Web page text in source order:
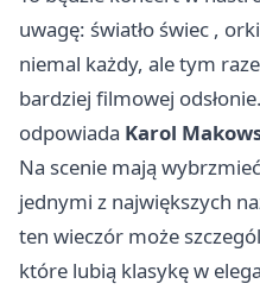
uwagę: światło świec ,
niemal każdy, ale tym
bardziej filmowej
odpowiada Karol
Na scenie mają
jednymi z największych
ten wieczór może
które lubią klasykę w